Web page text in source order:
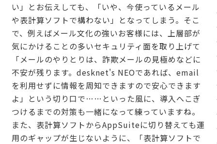
い」とお伝えしても、「いや、今使っているメール
や表計算ソフトで構わない」となってしまう。そこ
で、例えばメール文化の強いお客様には、上層部が
気にかけることの多いセキュリティ面を取り上げて
「メールのやりとりは、詐欺メールの見極めなどに
不安が残ります。desknet's NEOであれば、email
を利用せずに情報を周知できますので安心できます
よ」という切り口で……といった風に、導入へこぎ
つけるまでの対策も一緒になって練っていますね。
また、表計算ソフトからAppSuiteに切り替えても運
用のギャップが生じないように、「表計算ソフトで